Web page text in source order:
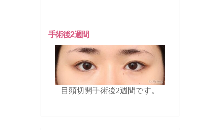
手術後2週間
目頭切開手術後2週間です。